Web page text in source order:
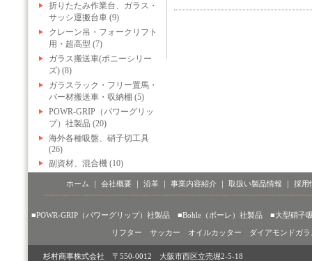
折りたたみ作業台、ガラス・
サッシ運搬台車 (9)
クレーン吊・フォークリフト
用・超高型 (7)
ガラス搬送車(ポニーシリー
ズ) (8)
ガラスラック・フリー置馬・
バー材搬送車・収納棚 (5)
POWR-GRIP（パワーグリッ
プ）社製品 (20)
海外各種吸盤、硝子切工具
(26)
副資材、混合機 (10)
ホーム 会社概要｜ 沿革｜ 事業内容紹介｜ 取扱い製品情報 採用
■POWR-GRIP（パワーグリップ）社製品 ■Bohle（ボーレ）社製品 ■大型硝子
リフター サッカー オイルカッター ダイアモンドガ
杉村商事株式会社 〒550-0012 大阪市西区立売堀2-5-18